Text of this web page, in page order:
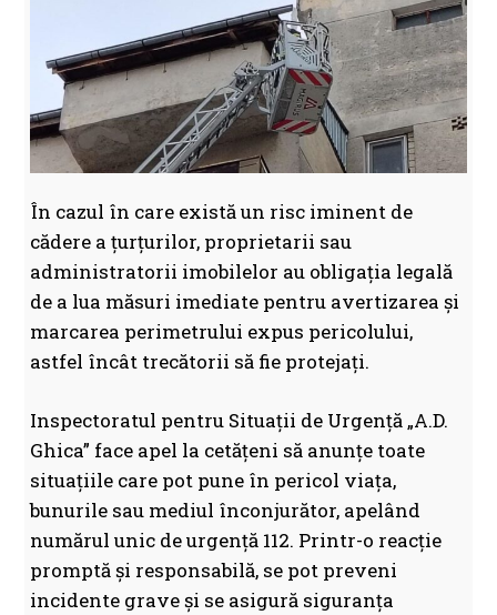
În cazul în care există un risc iminent de
cădere a țurțurilor, proprietarii sau
administratorii imobilelor au obligația legală
de a lua măsuri imediate pentru avertizarea și
marcarea perimetrului expus pericolului,
astfel încât trecătorii să fie protejați.
Inspectoratul pentru Situații de Urgență „A.D.
Ghica” face apel la cetățeni să anunțe toate
situațiile care pot pune în pericol viața,
bunurile sau mediul înconjurător, apelând
numărul unic de urgență 112. Printr-o reacție
promptă și responsabilă, se pot preveni
incidente grave și se asigură siguranța